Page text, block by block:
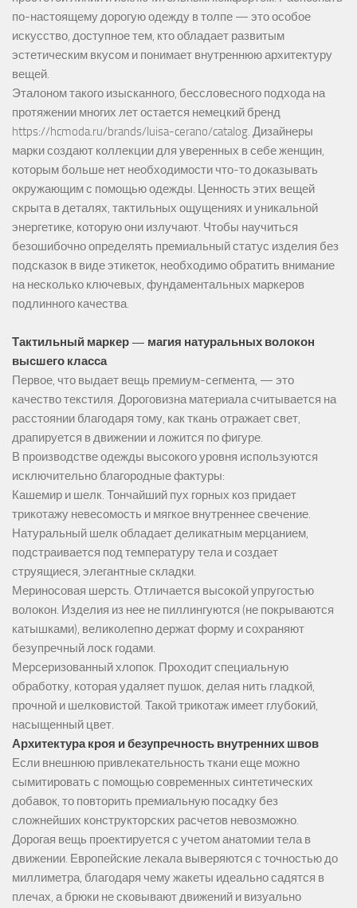
по-настоящему дорогую одежду в толпе — это особое
искусство, доступное тем, кто обладает развитым
эстетическим вкусом и понимает внутреннюю архитектуру
вещей.
Эталоном такого изысканного, бессловесного подхода на
протяжении многих лет остается немецкий бренд
https://hcmoda.ru/brands/luisa-cerano/catalog. Дизайнеры
марки создают коллекции для уверенных в себе женщин,
которым больше нет необходимости что-то доказывать
окружающим с помощью одежды. Ценность этих вещей
скрыта в деталях, тактильных ощущениях и уникальной
энергетике, которую они излучают. Чтобы научиться
безошибочно определять премиальный статус изделия без
подсказок в виде этикеток, необходимо обратить внимание
на несколько ключевых, фундаментальных маркеров
подлинного качества.
Тактильный маркер — магия натуральных волокон
высшего класса
Первое, что выдает вещь премиум-сегмента, — это
качество текстиля. Дороговизна материала считывается на
расстоянии благодаря тому, как ткань отражает свет,
драпируется в движении и ложится по фигуре.
В производстве одежды высокого уровня используются
исключительно благородные фактуры:
Кашемир и шелк. Тончайший пух горных коз придает
трикотажу невесомость и мягкое внутреннее свечение.
Натуральный шелк обладает деликатным мерцанием,
подстраивается под температуру тела и создает
струящиеся, элегантные складки.
Мериносовая шерсть. Отличается высокой упругостью
волокон. Изделия из нее не пиллингуются (не покрываются
катышками), великолепно держат форму и сохраняют
безупречный лоск годами.
Мерсеризованный хлопок. Проходит специальную
обработку, которая удаляет пушок, делая нить гладкой,
прочной и шелковистой. Такой трикотаж имеет глубокий,
насыщенный цвет.
Архитектура кроя и безупречность внутренних швов
Если внешнюю привлекательность ткани еще можно
сымитировать с помощью современных синтетических
добавок, то повторить премиальную посадку без
сложнейших конструкторских расчетов невозможно.
Дорогая вещь проектируется с учетом анатомии тела в
движении. Европейские лекала выверяются с точностью до
миллиметра, благодаря чему жакеты идеально садятся в
плечах, а брюки не сковывают движений и визуально